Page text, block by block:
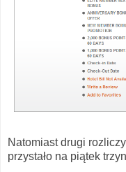
Natomiast drugi
przystało na piątek